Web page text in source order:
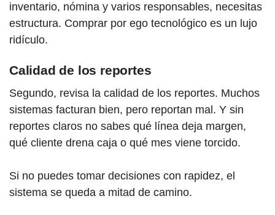
inventario, nómina y varios responsables, necesitas
estructura. Comprar por ego tecnológico es un lujo
ridículo.
Calidad de los reportes
Segundo, revisa la calidad de los reportes. Muchos
sistemas facturan bien, pero reportan mal. Y sin
reportes claros no sabes qué línea deja margen,
qué cliente drena caja o qué mes viene torcido.
Si no puedes tomar decisiones con rapidez, el
sistema se queda a mitad de camino.